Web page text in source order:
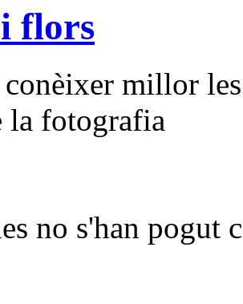
flors
millor
la fotografia
no s'han pogut